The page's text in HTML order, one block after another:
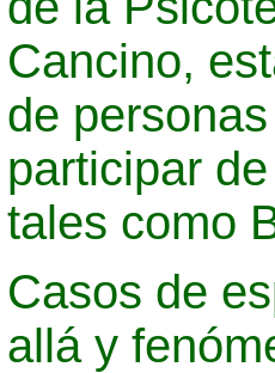
Cancino,
de
participar
tales como
Casos de
allá y